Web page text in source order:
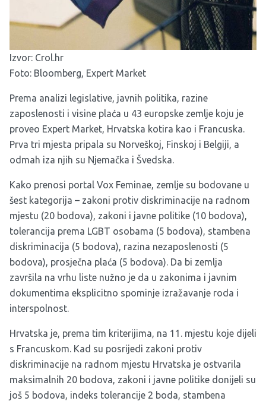
Izvor: Crol.hr
Foto: Bloomberg, Expert Market
Prema analizi legislative, javnih politika, razine
zaposlenosti i visine plaća u 43 europske zemlje koju je
proveo Expert Market, Hrvatska kotira kao i Francuska.
Prva tri mjesta pripala su Norveškoj, Finskoj i Belgiji, a
odmah iza njih su Njemačka i Švedska.
Kako prenosi portal Vox Feminae, zemlje su bodovane u
šest kategorija – zakoni protiv diskriminacije na radnom
mjestu (20 bodova), zakoni i javne politike (10 bodova),
tolerancija prema LGBT osobama (5 bodova), stambena
diskriminacija (5 bodova), razina nezaposlenosti (5
bodova), prosječna plaća (5 bodova). Da bi zemlja
završila na vrhu liste nužno je da u zakonima i javnim
dokumentima eksplicitno spominje izražavanje roda i
interspolnost.
Hrvatska je, prema tim kriterijima, na 11. mjestu koje dijeli
s Francuskom. Kad su posrijedi zakoni protiv
diskriminacije na radnom mjestu Hrvatska je ostvarila
maksimalnih 20 bodova, zakoni i javne politike donijeli su
još 5 bodova, indeks tolerancije 2 boda, stambena